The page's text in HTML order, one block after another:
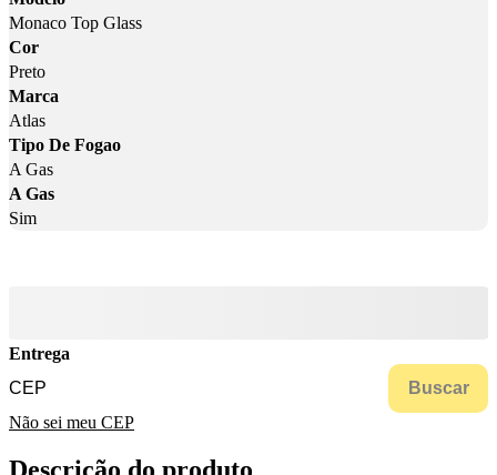
Monaco Top Glass
Cor
Preto
Marca
Atlas
Tipo De Fogao
A Gas
A Gas
Sim
Entrega
Buscar
Não sei meu CEP